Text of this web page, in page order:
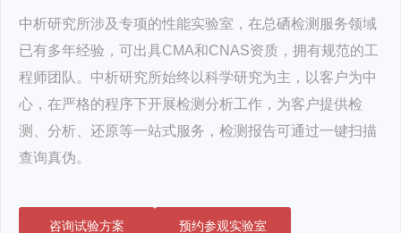
中析研究所涉及专项的性能实验室，在总硒检测服务领域
已有多年经验，可出具CMA和CNAS资质，拥有规范的工
程师团队。中析研究所始终以科学研究为主，以客户为中
心，在严格的程序下开展检测分析工作，为客户提供检
测、分析、还原等一站式服务，检测报告可通过一键扫描
查询真伪。
咨询试验方案 预约参观实验室